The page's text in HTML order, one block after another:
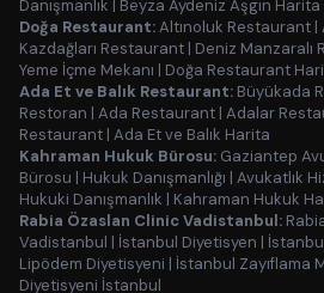
Danışmanlık | Beyza Aydeniz Aşgın Harita
Doğa Restaurant:Altınoluk Restaurant |
Kazdağları Restaurant | Deniz Manzaralı
Yeme İçme Mekanı | Doğa Restaurant
Ada Et ve Balık Restaurant: Büyükada
Restoran | Ada Restaurant | Adalar
Restaurant | Ada Et ve Balık Harita
Kahraman Hukuk Bürosu: Gaziantep
Bürosu | Hukuk Danışmanlığı | Avukatlık
Hukuki Danışmanlık | Kahraman Hukuk
Rabia Özaslan Clinic Vadistanbul:
Vadistanbul | İstanbul Diyetisyen |
Lipödem Diyetisyeni | İstanbul Zayıflama
Diyetisyeni İstanbul